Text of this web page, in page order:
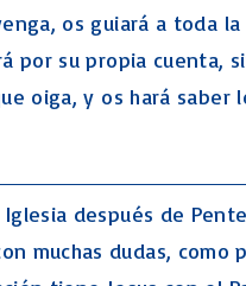
os guiará a toda
por su propia cuenta,
oiga, y os hará saber
Iglesia después de
muchas dudas, como